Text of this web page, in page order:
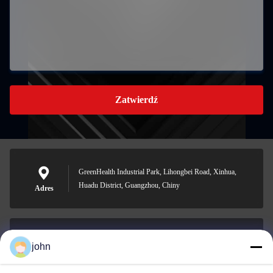
Zatwierdź
Adres
GreenHealth Industrial Park, Lihongbei Road, Xinhua,
Huadu District, Guangzhou, Chiny
john